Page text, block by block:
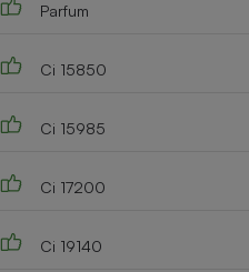
Parfum
Ci 15850
Ci 15985
Ci 17200
Ci 19140